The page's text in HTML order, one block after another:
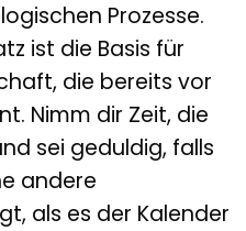
Prozesse.
ist die Basis für
die bereits vor
Nimm dir Zeit, die
sei geduldig, falls
andere
als es der Kalender